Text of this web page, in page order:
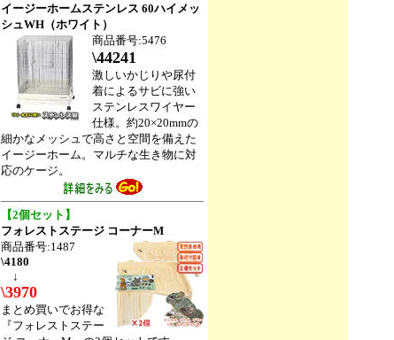
イージーホームステンレス 60ハイメッ
シュWH（ホワイト）
商品番号:5476
\44241
激しいかじりや尿付
着によるサビに強い
ステンレスワイヤー
仕様。約20×20mmの
細かなメッシュで高さと空間を備えた
イージーホーム。マルチな生き物に対
応のケージ。
【2個セット】
フォレストステージ コーナーM
商品番号:1487
\4180
↓
\3970
まとめ買いでお得な
『フォレストステー